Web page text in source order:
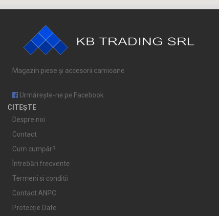
Magazin piese și accesorii camioane
Urmărește-ne pe Facebook
CITEȘTE
Despre noi
Contact
Cum cumpăr?
Întrebări frecvente
Termeni si conditii
Contact ANPC
Protecție Date